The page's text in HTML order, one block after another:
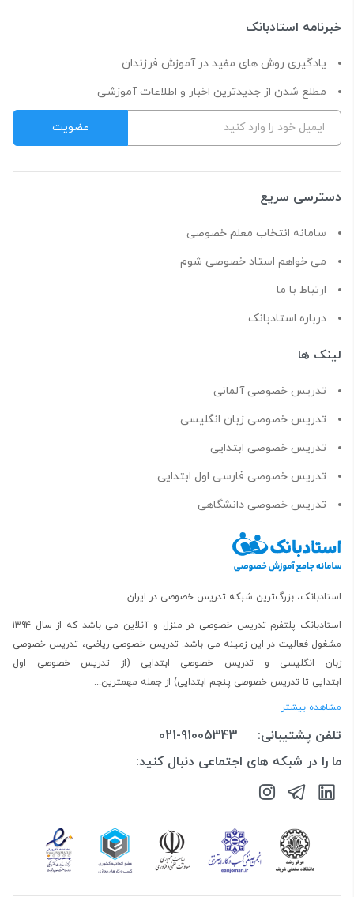
خبرنامه استادبانک
یادگیری روش های مفید در آموزش فرزندان
مطلع شدن از جدیدترین اخبار و اطلاعات آموزشی
دسترسی سریع
سامانه انتخاب معلم خصوصی
می خواهم استاد خصوصی شوم
ارتباط با ما
درباره استادبانک
لینک ها
تدریس خصوصی آلمانی
تدریس خصوصی زبان انگلیسی
تدریس خصوصی ابتدایی
تدریس خصوصی فارسی اول ابتدایی
تدریس خصوصی دانشگاهی
استادبانک، بزرگ‌ترین شبکه تدریس خصوصی در ایران
استادبانک پلتفرم تدریس خصوصی در منزل و آنلاین
می باشد که از سال ۱۳۹۴
مشغول فعالیت در این زمینه می باشد.تدریس خصوصی ریاضی، تدریس خصوصی
زبان انگلیسی و تدریس خصوصی ابتدایی (از
تدریس خصوصی اول
ابتدایی تا تدریس خصوصی پنجم ابتدایی) از جمله مهمترین...
مشاهده بیشتر
تلفن پشتیبانی:
021-91005343
ما را در شبکه های اجتماعی دنبال کنید: